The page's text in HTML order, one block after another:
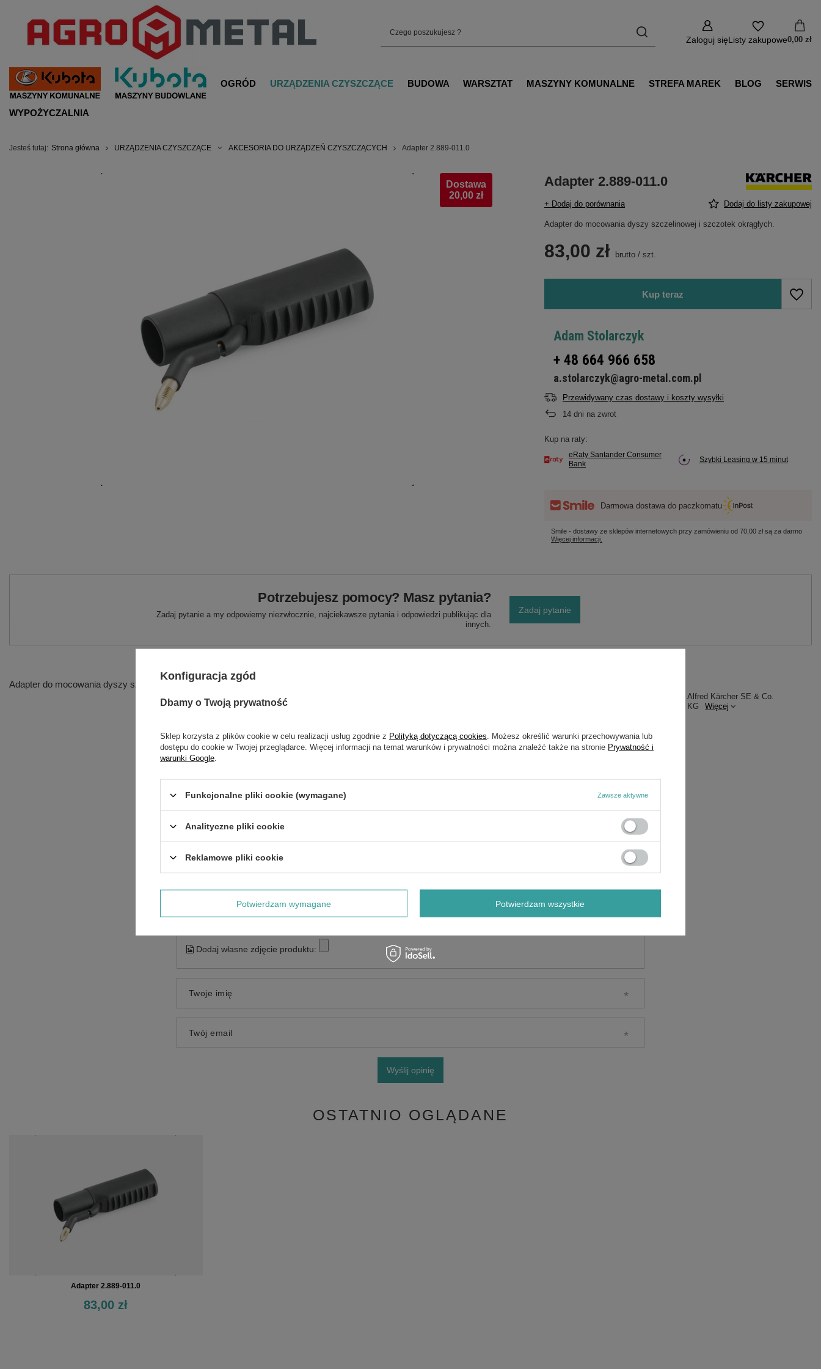
Zaloguj sięListy zakupowe0,00 zł
OGRÓD URZĄDZENIA CZYSZCZĄCE BUDOWA WARSZTAT MASZYNY KOMUNALNE STREFA MAREK BLOG SERWIS
WYPOŻYCZALNIA
Jesteś tutaj: Strona główna URZĄDZENIA CZYSZCZĄCE AKCESORIA DO URZĄDZEŃ CZYSZCZĄCYCH Adapter 2.889-011.0
Dostawa
20,00 zł
Adapter 2.889-011.0
+ Dodaj do porównania Dodaj do listy zakupowej
Adapter do mocowania dyszy szczelinowej i szczotek okrągłych.
83,00 zł brutto /szt.
Kup teraz
Adam Stolarczyk
+ 48 664 966 658
a.stolarczyk@agro-metal.com.pl
Przewidywany czas dostawy i koszty wysyłki
14 dni na zwrot
Kup na raty:
eRaty Santander Consumer
Bank
Szybki Leasing w 15 minut
Darmowa dostawa do paczkomatu
Smile - dostawy ze sklepów internetowych przy zamówieniu od70,00 złsą za darmo
Więcej informacji.
Potrzebujesz pomocy? Masz pytania?
Zadaj pytanie a my odpowiemy niezwłocznie, najciekawsze pytania i odpowiedzi publikując dla
innych.
Zadaj pytanie
Adapter do mocowania dyszy szczelinowej i szczotek okrągłych.
Alfred Kärcher SE & Co.
KG
Więcej
Dodaj własne zdjęcie produktu:
Twoje imię
Twój email
Wyślij opinię
OSTATNIO OGLĄDANE
Adapter 2.889-011.0
83,00 zł
Konfiguracja zgód
Dbamy o Twoją prywatność
Sklep korzysta z plików cookie w celu realizacji usług zgodnie z Polityką dotyczącą cookies . Możesz określić warunki przechowywania lub
dostępu do cookie w Twojej przeglądarce. Więcej informacji na temat warunków i prywatności można znaleźć także na stronie Prywatność i
warunki Google
Funkcjonalne pliki cookie (wymagane) Zawsze aktywne
Analityczne pliki cookie
Reklamowe pliki cookie
Potwierdzam wymagane Potwierdzam wszystkie